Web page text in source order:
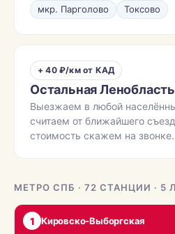
мкр. Парголово
Токсово
+ 40 ₽/км от КАД
Остальная Ленобласть
Выезжаем в любой
считаем от ближайшего
стоимость скажем на звонке.
МЕТРО СПБ · 72 СТАНЦИИ · 5
1 Кировско-Выборгская